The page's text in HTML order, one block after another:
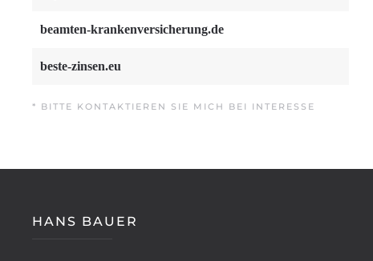
beamten-krankenversicherung.de
beste-zinsen.eu
* BITTE KONTAKTIEREN SIE MICH BEI INTERESSE
HANS BAUER